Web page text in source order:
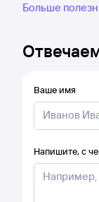
Больше
Ваше имя
Напишите, с